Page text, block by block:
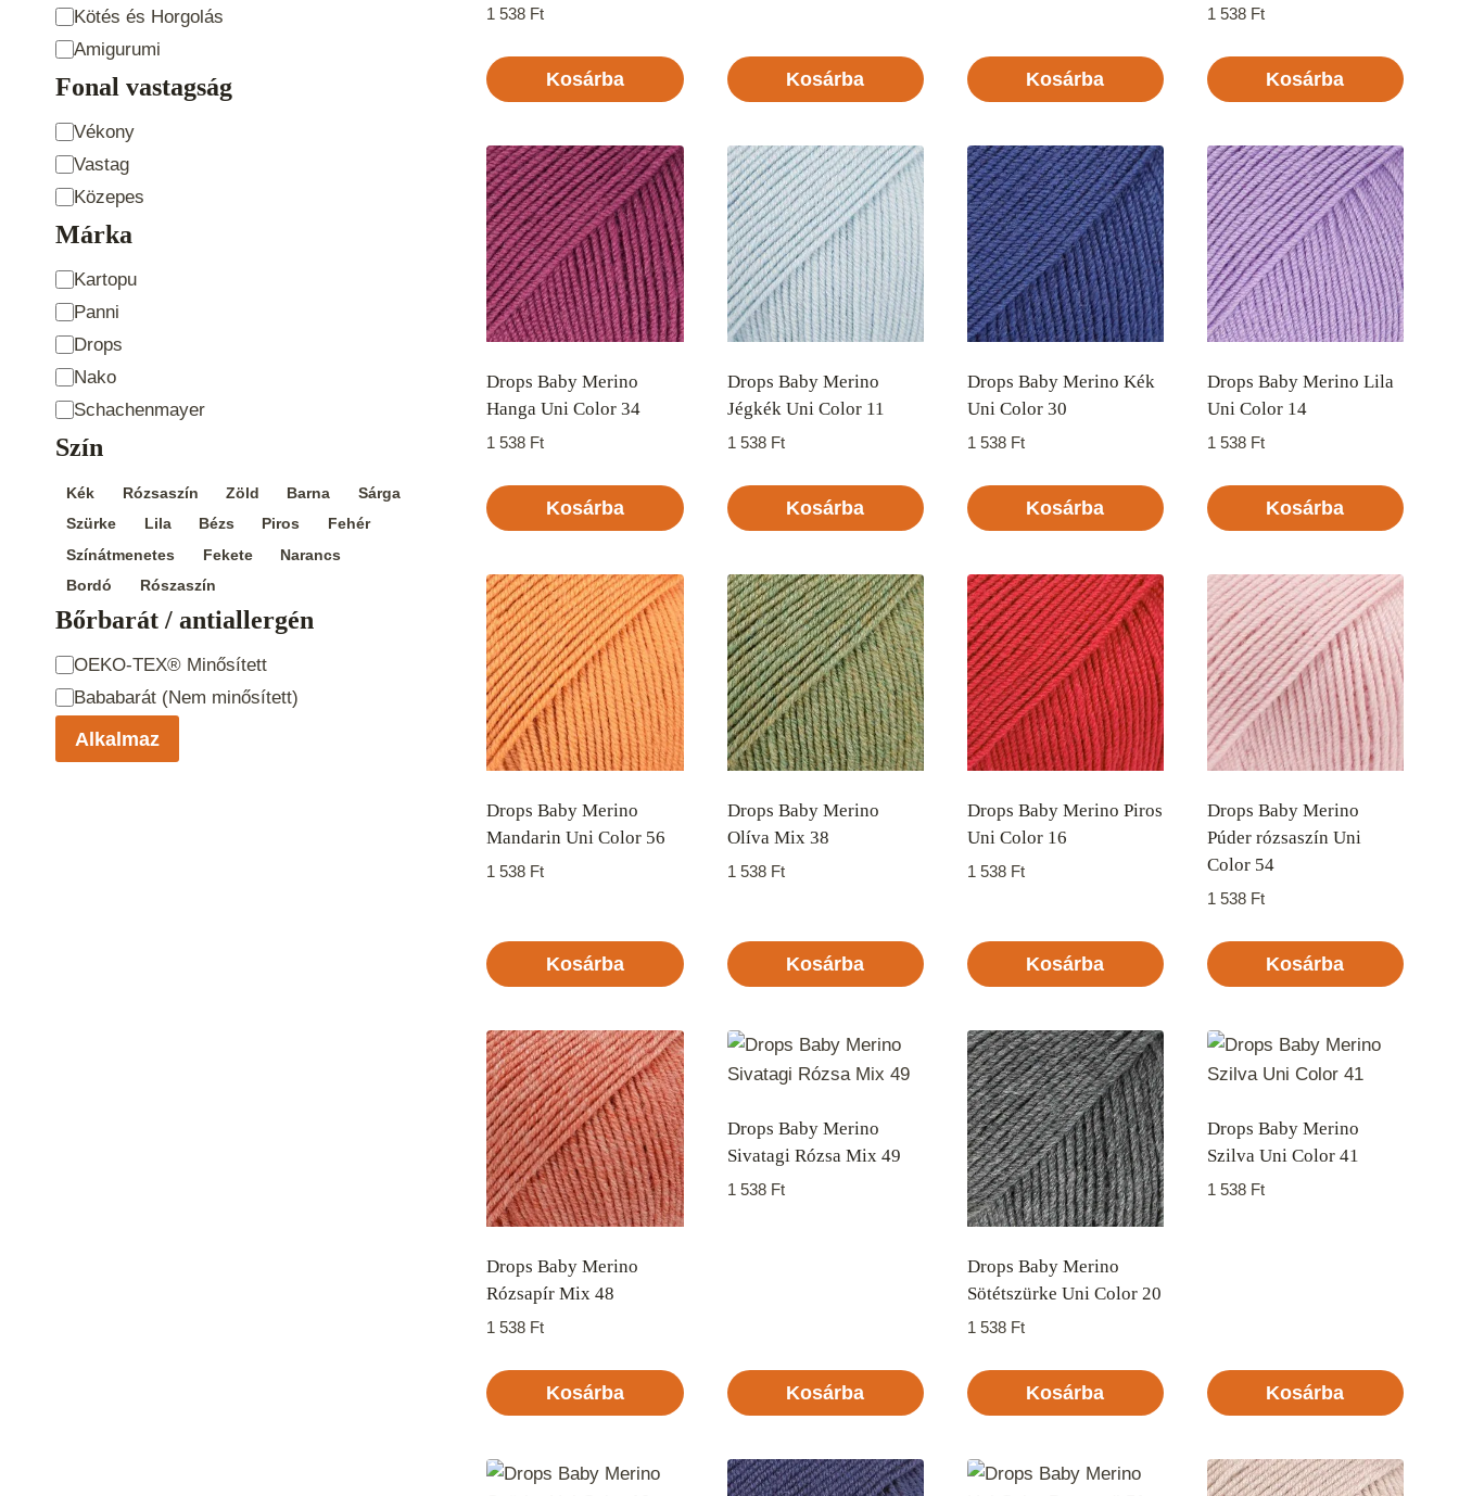
1 538 Ft
Kosárba Kosárba Kosárba
1 538 Ft
Kosárba
Drops Baby Merino
Hanga Uni Color 34
1 538 Ft
Kosárba
Drops Baby Merino
Jégkék Uni Color 11
1 538 Ft
Kosárba
Drops Baby Merino Kék
Uni Color 30
1 538 Ft
Kosárba
Drops Baby Merino Lila
Uni Color 14
1 538 Ft
Kosárba
Drops Baby Merino
Mandarin Uni Color 56
1 538 Ft
Kosárba
Drops Baby Merino
Olíva Mix 38
1 538 Ft
Kosárba
Drops Baby Merino Piros
Uni Color 16
1 538 Ft
Kosárba
Drops Baby Merino
Púder rózsaszín Uni
Color 54
1 538 Ft
Kosárba
Drops Baby Merino
Rózsapír Mix 48
1 538 Ft
Kosárba
Drops Baby Merino
Sivatagi Rózsa Mix 49
1 538 Ft
Kosárba
Drops Baby Merino
Sötétszürke Uni Color 20
1 538 Ft
Kosárba
Drops Baby Merino
Szilva Uni Color 41
1 538 Ft
Kosárba
Ajánlott
Technika
Kötés és Horgolás
Amigurumi
Fonal vastagság
Fonal
vastagság
Vékony
Vastag
Közepes
Márka
Product
Brand
Kartopu
Panni
Drops
Nako
Schachenmayer
Szín
Szín
Kék Rózsaszín Zöld Barna
Sárga
Szürke
Lila Bézs Piros
Fehér
Színátmenetes
Fekete
Narancs
Bordó
Rószaszín
Bőrbarát / antiallergén
Bőrbarát /
antiallergén
OEKO-TEX® Minősített
Bababarát (Nem minősített)
Alkalmaz